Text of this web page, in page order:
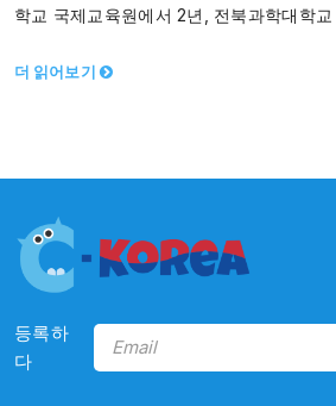
학교 국제교육원에서 2년, 전북과학대학
더 읽어보기
등록하
다